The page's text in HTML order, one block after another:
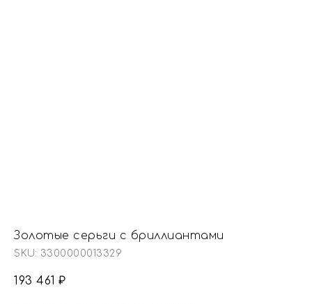
Золотые серьги с бриллиантами
SKU: 3300000013329
193 461 ₽